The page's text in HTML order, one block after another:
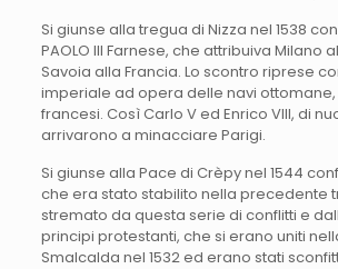
Si giunse alla tregua di Nizza nel 1538
PAOLO III Farnese, che attribuiva Milano
Savoia alla Francia. Lo scontro riprese
imperiale ad opera delle navi
francesi. Così Carlo V ed Enrico VIII, di
arrivarono a minacciare Parigi.
Si giunse alla Pace di Crèpy nel 1544
che era stato stabilito nella precedente
stremato da questa serie di conflitti e
principi protestanti, che si erano uniti
Smalcalda nel 1532 ed erano stati